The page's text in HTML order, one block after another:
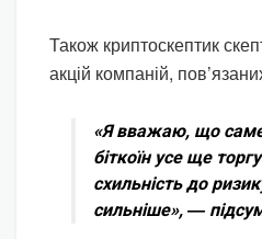
Також криптоскептик
акцій компаній,
«Я вважаю, що
біткоїн усе ще
схильність до
сильніше», ―